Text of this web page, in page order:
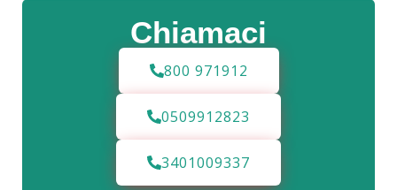
Chiamaci
800 971912
0509912823
3401009337